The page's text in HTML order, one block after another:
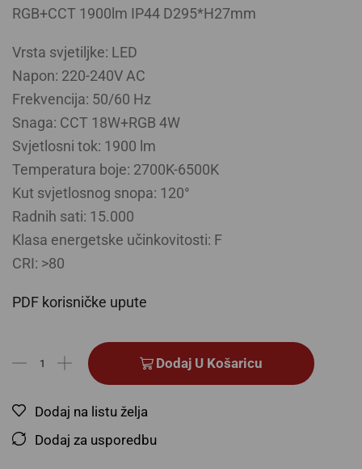
RGB+CCT 1900lm IP44 D295*H27mm
Vrsta svjetiljke: LED
Napon: 220-240V AC
Frekvencija: 50/60 Hz
Snaga: CCT 18W+RGB 4W
Svjetlosni tok: 1900 lm
Temperatura boje: 2700K-6500K
Kut svjetlosnog snopa: 120°
Radnih sati: 15.000
Klasa energetske učinkovitosti: F
CRI: >80
PDF korisničke upute
Dodaj U Košaricu
Dodaj na listu želja
Dodaj za usporedbu